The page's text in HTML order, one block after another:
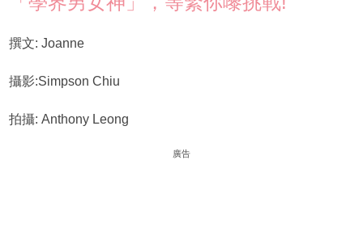
撰文: Joanne
攝影:Simpson Chiu
拍攝: Anthony Leong
廣告